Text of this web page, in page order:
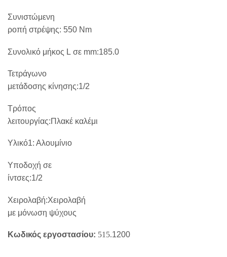
Συνιστώμενη
ροπή στρέψης: 550 Nm
Συνολικό μήκος L σε mm:185.0
Τετράγωνο
μετάδοσης κίνησης:1/2
Τρόπος
λειτουργίας:Πλακέ καλέμι
Υλικό1: Αλουμίνιο
Υποδοχή σε
ίντσες:1/2
Χειρολαβή:Χειρολαβή
με μόνωση ψύχους
Κωδικός εργοστασίου: 515.1200